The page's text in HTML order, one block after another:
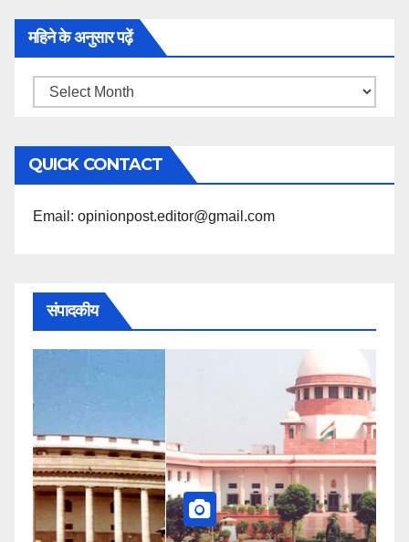
महिने के अनुसार पढ़ें
महिने
अनुसार
पढ़ें
QUICK CONTACT
Email: opinionpost.editor@gmail.com
संपादकीय